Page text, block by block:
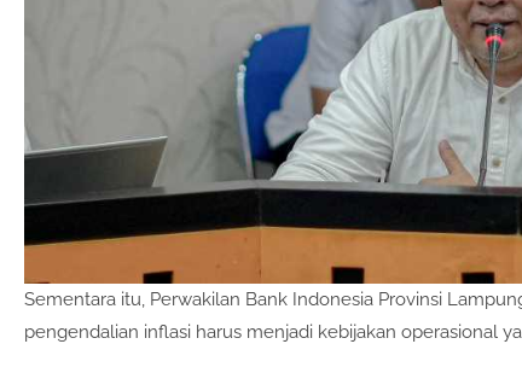
Sementara itu, Perwakilan Bank Indonesia Provinsi
pengendalian inflasi harus menjadi kebijakan operasional